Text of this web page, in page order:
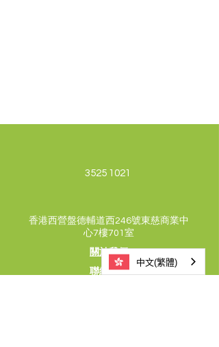
3525 1021
香港西營盤德輔道西246號東慈商業中
心7樓701室
關於我們
聯絡我們
中文(繁體)